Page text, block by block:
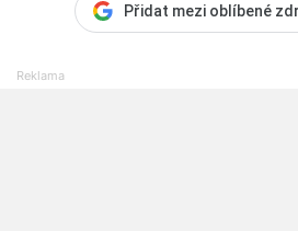
Přidat mezi oblíbené